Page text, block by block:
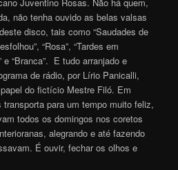
não tenha ouvido as belas valsas
disco, tais como “Saudades de
“Rosa”, “Tardes em
e “Branca”. E tudo arranjado e
de rádio, por Lírio Panicalli,
do fictício Mestre Filó. Em
para um tempo muito feliz,
todos os domingos nos coretos
alegrando e até fazendo
É ouvir, fechar os olhos e